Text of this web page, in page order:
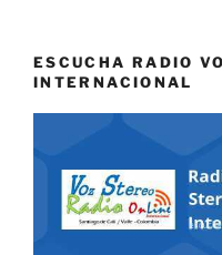
ESCUCHA RADIO
INTERNACIONAL